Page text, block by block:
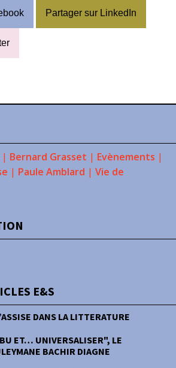
| Bernard Grasset | Evènements |
| Paule Amblard | Vie de
E&S
DANS LA LITTERATURE
ET… UNIVERSALISER", LE
BACHIR DIAGNE
Partager sur LinkedIn